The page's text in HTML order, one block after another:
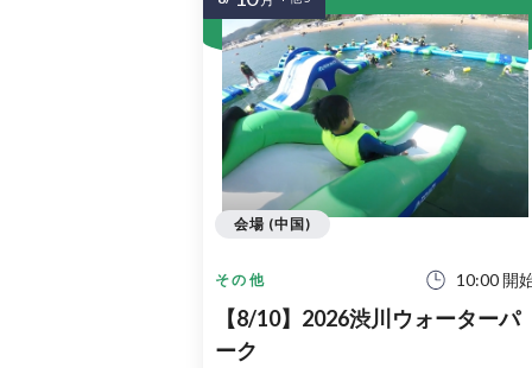
その他 10:00 開
【8/10】2026渋川ウォーターパ
ーク
会場 (中国)